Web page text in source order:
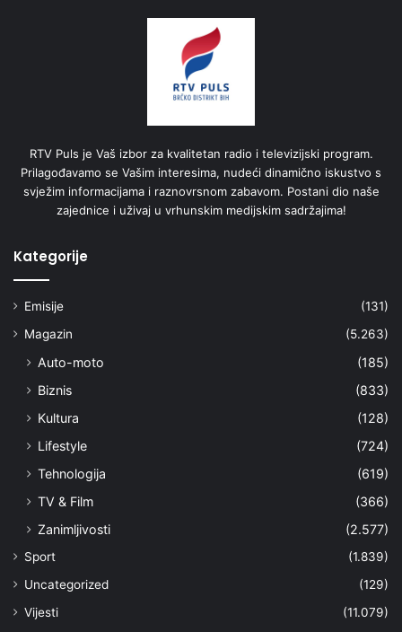
RTV Puls je Vaš izbor za kvalitetan radio i televizijski program.
Prilagođavamo se Vašim interesima, nudeći dinamično iskustvo s
svježim informacijama i raznovrsnom zabavom. Postani dio naše
zajednice i uživaj u vrhunskim medijskim sadržajima!
Kategorije
Emisije
(131)
Magazin
(5.263)
Auto-moto
(185)
Biznis
(833)
Kultura
(128)
Lifestyle
(724)
Tehnologija
(619)
TV & Film
(366)
Zanimljivosti
(2.577)
Sport
(1.839)
Uncategorized
(129)
Vijesti
(11.079)